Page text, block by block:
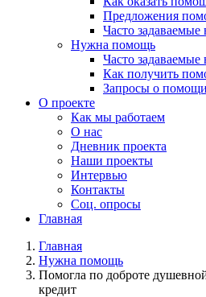
Предложения
Часто задаваемые
Нужна помощь
Часто задаваемые
Как получить
Запросы о помощи
О проекте
Как мы работаем
О нас
Дневник проекта
Наши проекты
Интервью
Контакты
Соц. опросы
Главная
Главная
Нужна помощь
Помогла по доброте
кредит